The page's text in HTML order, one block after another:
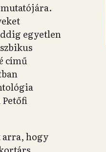
egyetlen
című
arra, hogy